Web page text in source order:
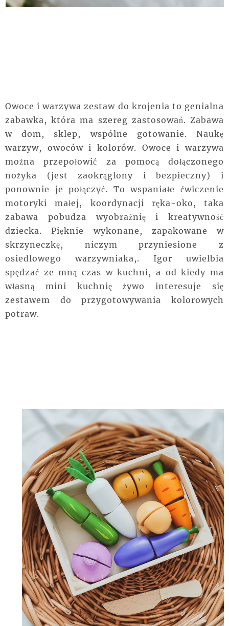
Owoce i warzywa zestaw do krojenia to genialna
zabawka, która ma szereg zastosowań. Zabawa
w dom, sklep, wspólne gotowanie. Naukę
warzyw, owoców i kolorów. Owoce i warzywa
można przepołowić za pomocą dołączonego
nożyka (jest zaokrąglony i bezpieczny) i
ponownie je połączyć. To wspaniałe ćwiczenie
motoryki małej, koordynacji ręka-oko, taka
zabawa pobudza wyobraźnię i kreatywność
dziecka. Pięknie wykonane, zapakowane w
skrzyneczkę, niczym przyniesione z
osiedlowego warzywniaka,. Igor uwielbia
spędzać ze mną czas w kuchni, a od kiedy ma
własną mini kuchnię żywo interesuje się
zestawem do przygotowywania kolorowych
potraw.